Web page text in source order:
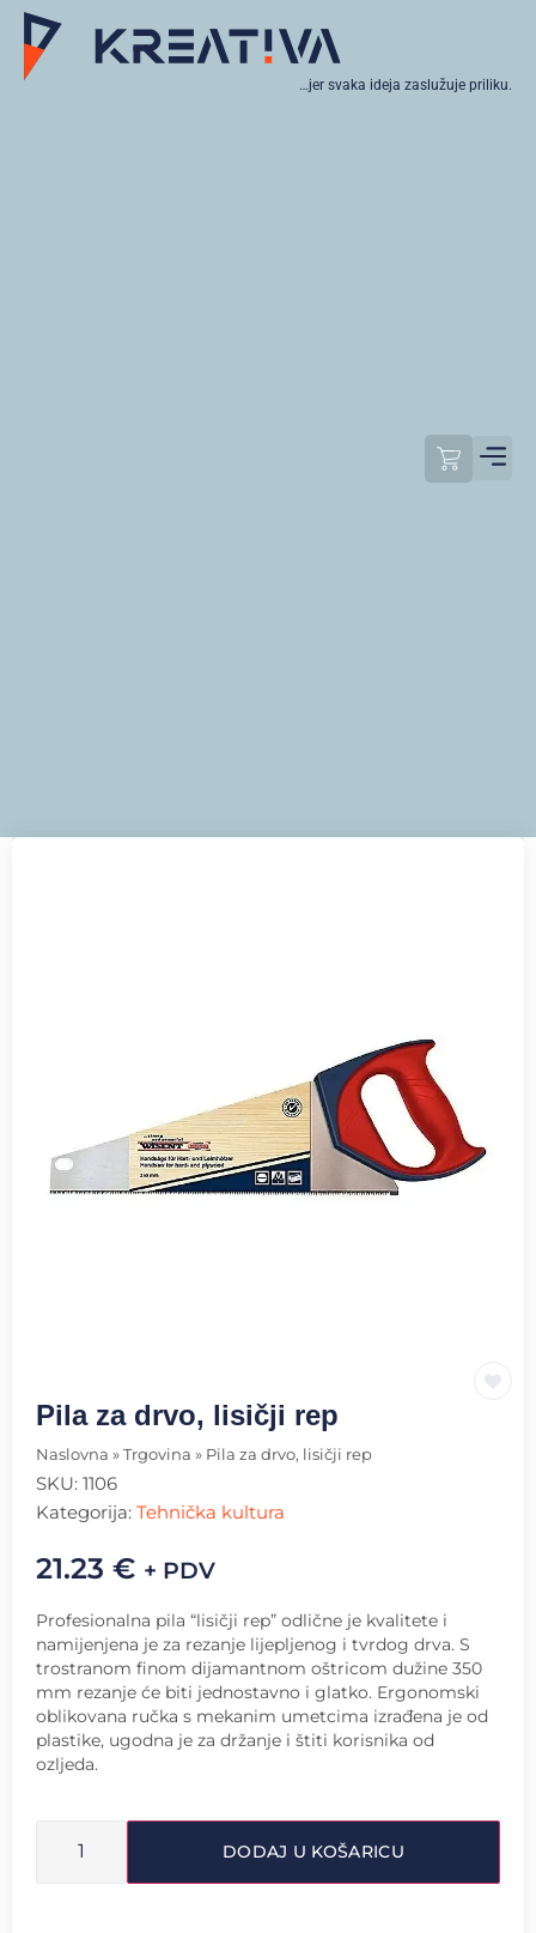
…jer svaka ideja zaslužuje priliku.
Pila za drvo, lisičji rep
Naslovna » Trgovina » Pila za drvo, lisičji rep
SKU: 1106
Kategorija: Tehnička kultura
21.23 € + PDV
Profesionalna pila “lisičji rep” odlične je kvalitete i
namijenjena je za rezanje lijepljenog i tvrdog drva. S
trostranom finom dijamantnom oštricom dužine 350
mm rezanje će biti jednostavno i glatko. Ergonomski
oblikovana ručka s mekanim umetcima izrađena je od
plastike, ugodna je za držanje i štiti korisnika od
ozljeda.
DODAJ U KOŠARICU